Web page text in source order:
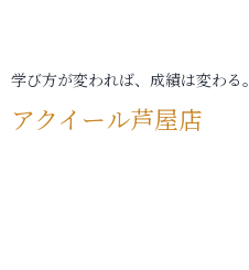
学び方が変われば、成績は変わる。
アクイール芦屋店